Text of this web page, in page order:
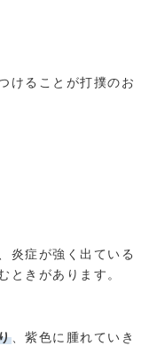
けることが打撲のお
炎症が強く出ている
ときがあります。
、紫色に腫れていき